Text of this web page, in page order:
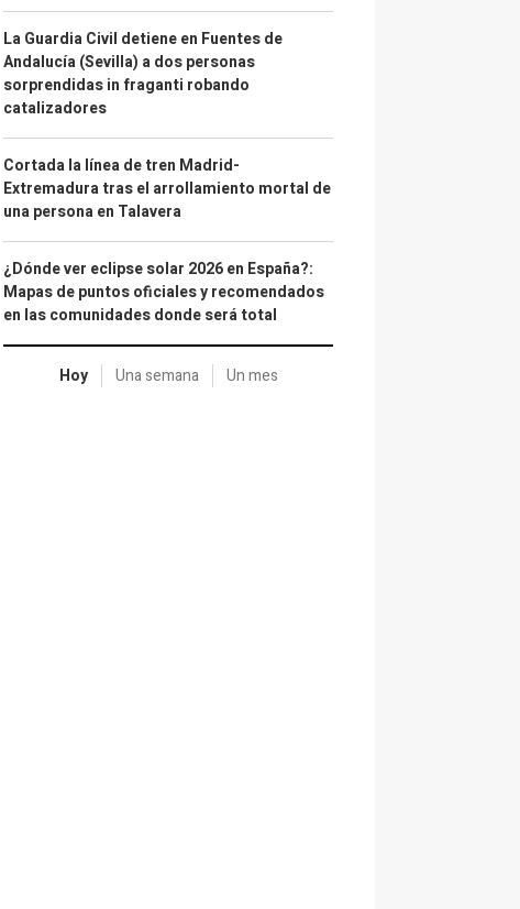
La Guardia Civil detiene en Fuentes de
Andalucía (Sevilla) a dos personas
sorprendidas in fraganti robando
catalizadores
Cortada la línea de tren Madrid-
Extremadura tras el arrollamiento mortal de
una persona en Talavera
¿Dónde ver eclipse solar 2026 en España?:
Mapas de puntos oficiales y recomendados
en las comunidades donde será total
Hoy Una semana Un mes